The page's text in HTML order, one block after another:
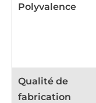
Polyvalence
Qualité de
fabrication